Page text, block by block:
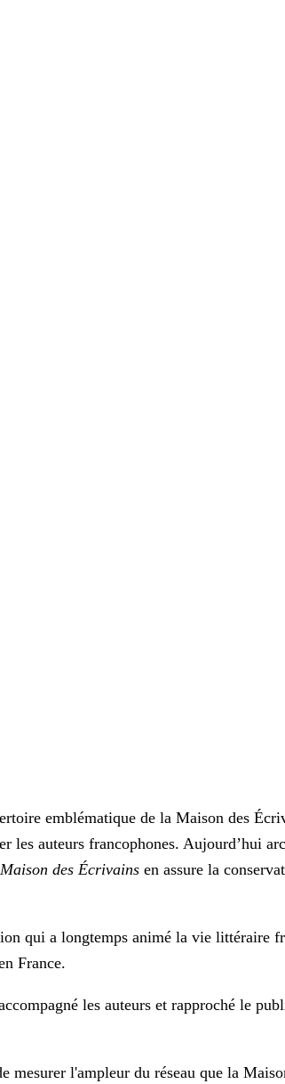
emblématique de la Maison des
les auteurs francophones. Aujourd’hui
des Écrivains en assure la
qui a longtemps animé la vie littéraire
France.
les auteurs et rapproché le
mesurer l'ampleur du réseau que la